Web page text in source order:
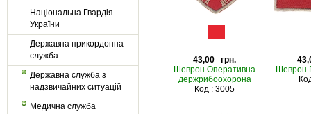
Національна Гвардія
України
Державна прикордонна
служба
Державна служба з
надзвичайних ситуацій
Медична служба
43,00 грн.
Шеврон Оперативна
держрибоохорона
Код : 3005
Шеврон